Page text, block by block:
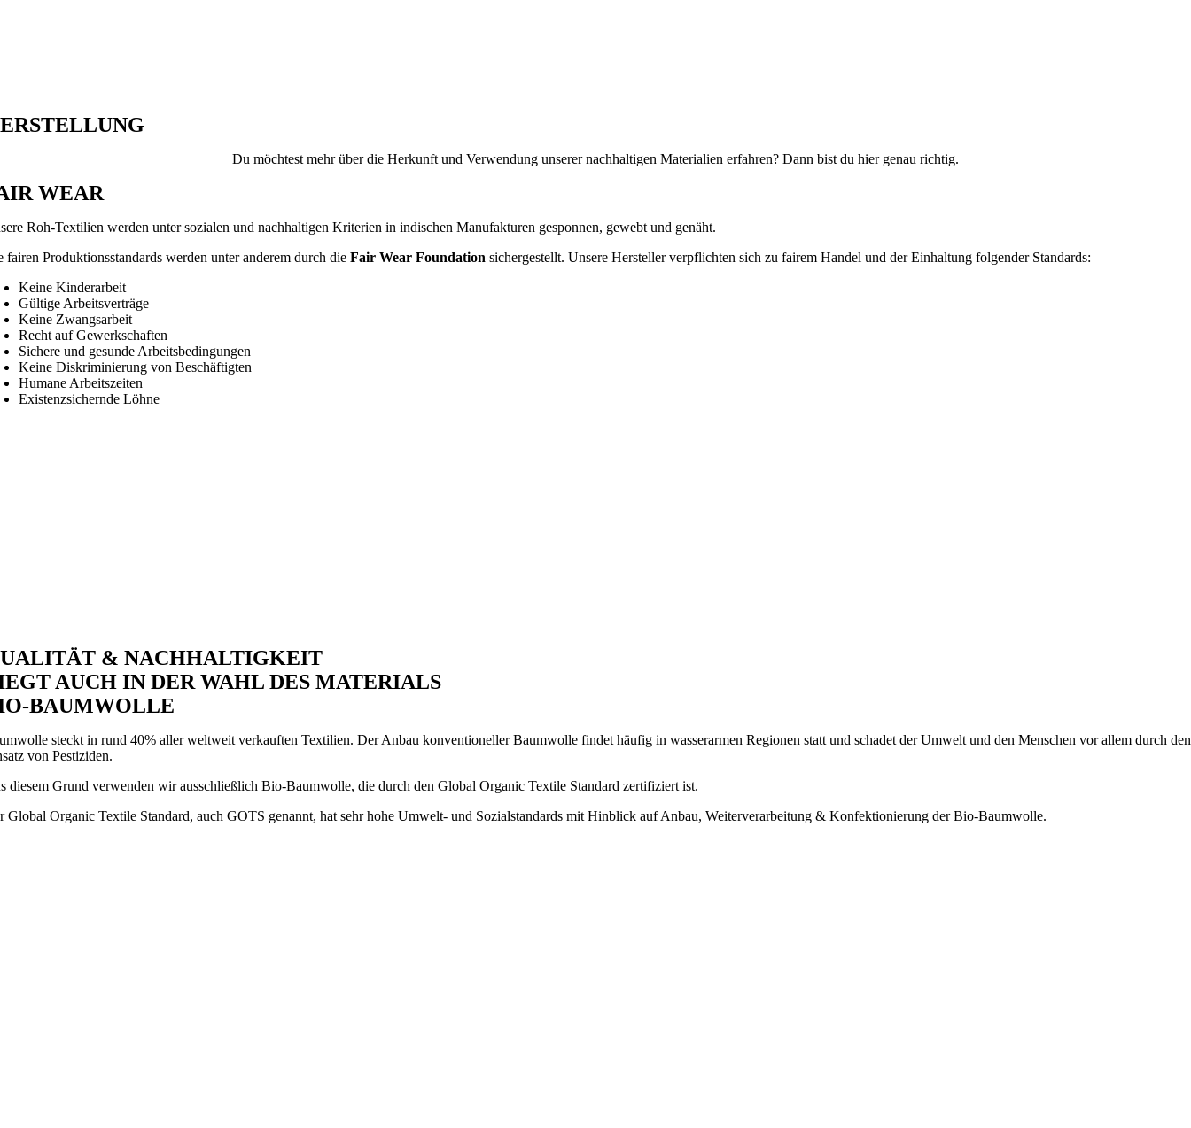
Du möchtest mehr über die Herkunft und Verwendung unserer nachhaltigen Materialien erfahren? Dann bist du hier genau richtig.
WEAR
Roh-Textilien werden unter sozialen und nachhaltigen Kriterien in indischen Manufakturen gesponnen, gewebt und genäht.
fairen Produktionsstandards werden unter anderem durch dieFair Wear Foundation sichergestellt. Unsere Hersteller verpflichten sich zu fairem Handel und der Einhaltung folgender Standards:
Keine Kinderarbeit
Gültige Arbeitsverträge
Keine Zwangsarbeit
Recht auf Gewerkschaften
Sichere und gesunde Arbeitsbedingungen
Keine Diskriminierung von Beschäftigten
Humane Arbeitszeiten
Existenzsichernde Löhne
& NACHHALTIGKEIT
AUCH IN DER WAHL DES MATERIALS
BAUMWOLLE
steckt in rund 40% aller weltweit verkauften Textilien. Der Anbau konventioneller Baumwolle findet häufig in wasserarmen Regionen statt und schadet der Umwelt und den Menschen vor allem durch den
von Pestiziden.
diesem Grund verwenden wir ausschließlich Bio-Baumwolle, die durch den Global Organic Textile Standard zertifiziert ist.
Global Organic Textile Standard, auch GOTS genannt, hat sehr hohe Umwelt- und Sozialstandards mit Hinblick auf Anbau, Weiterverarbeitung & Konfektionierung der Bio-Baumwolle.